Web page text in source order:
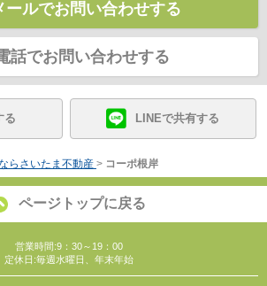
ールでお問い合わせする
話でお問い合わせする
る LINEで共有する
らさいたま不動産 > コーポ根岸
ページトップに戻る
営業時間:9：30～19：00
定休日:毎週水曜日、年末年始